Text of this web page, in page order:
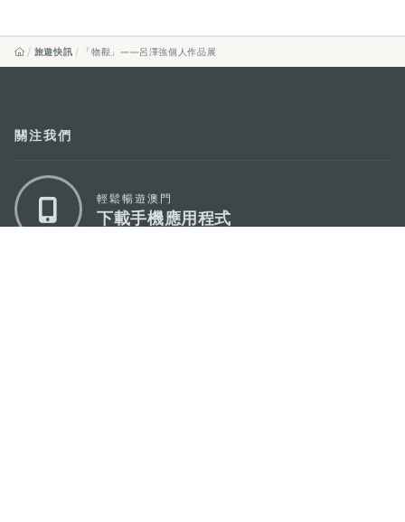
旅遊快訊 「物觀」——呂澤強個人作品展
關注我們
輕鬆暢遊澳門
下載手機應用程式